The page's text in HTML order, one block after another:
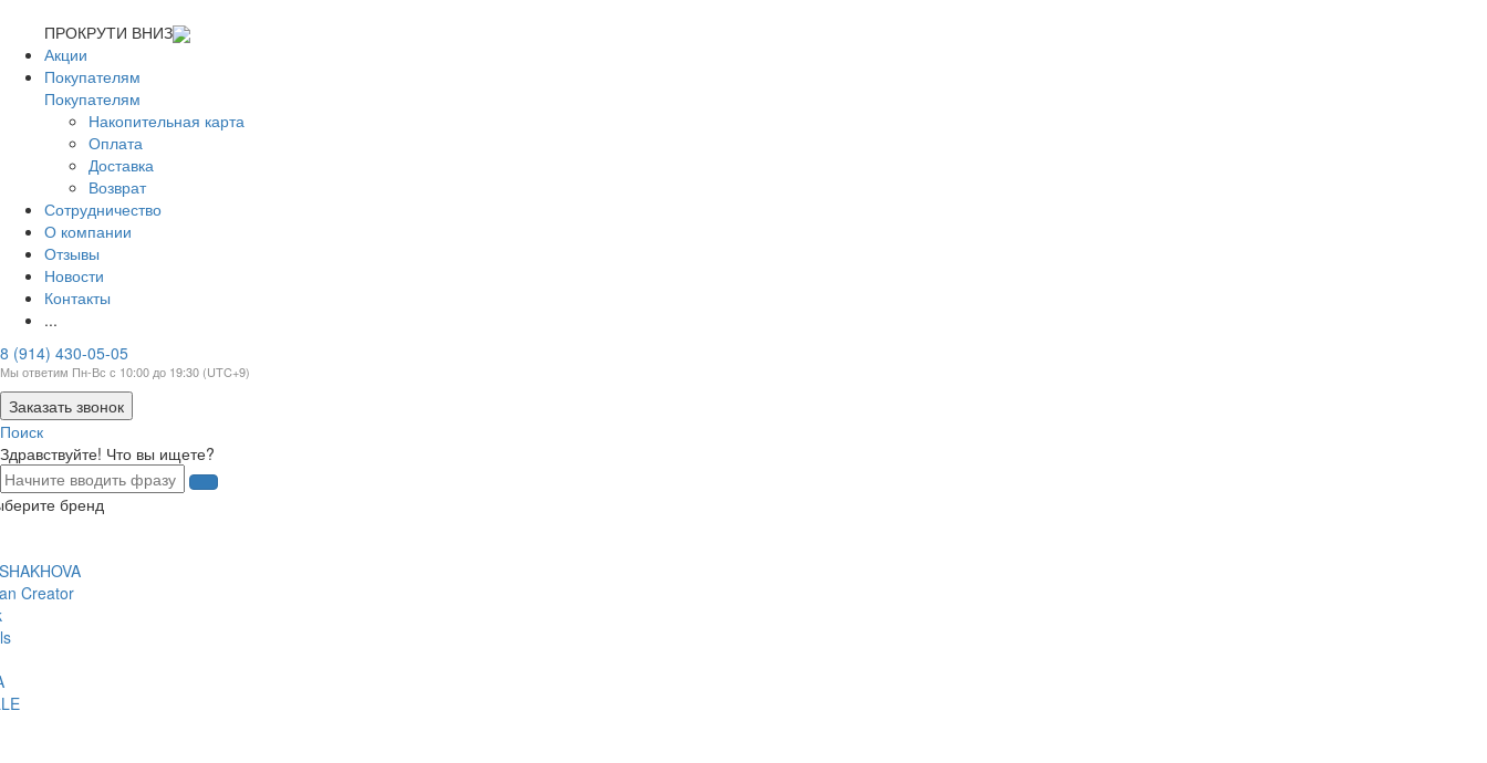
ПРОКРУТИ ВНИЗ
Акции
Покупателям
Покупателям
Накопительная карта
Оплата
Доставка
Возврат
Сотрудничество
О компании
Отзывы
Новости
Контакты
...
8 (914) 430-05-05
Мы ответим Пн-Вс с 10:00 до 19:30 (UTC+9)
Заказать звонок
Поиск
Здравствуйте! Что вы ищете?
бренд
Creator